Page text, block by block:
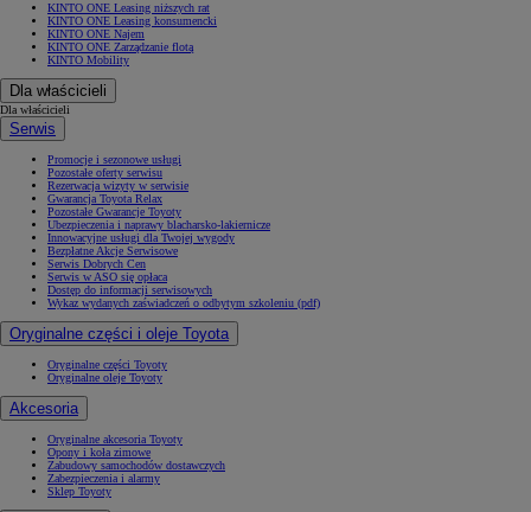
KINTO ONE Leasing niższych rat
KINTO ONE Leasing konsumencki
KINTO ONE Najem
KINTO ONE Zarządzanie flotą
KINTO Mobility
Dla właścicieli
Dla właścicieli
Serwis
Promocje i sezonowe usługi
Pozostałe oferty serwisu
Rezerwacja wizyty w serwisie
Gwarancja Toyota Relax
Pozostałe Gwarancje Toyoty
Ubezpieczenia i naprawy blacharsko-lakiernicze
Innowacyjne usługi dla Twojej wygody
Bezpłatne Akcje Serwisowe
Serwis Dobrych Cen
Serwis w ASO się opłaca
Dostęp do informacji serwisowych
Wykaz wydanych zaświadczeń o odbytym szkoleniu (pdf)
Oryginalne części i oleje Toyota
Oryginalne części Toyoty
Oryginalne oleje Toyoty
Akcesoria
Oryginalne akcesoria Toyoty
Opony i koła zimowe
Zabudowy samochodów dostawczych
Zabezpieczenia i alarmy
Sklep Toyoty